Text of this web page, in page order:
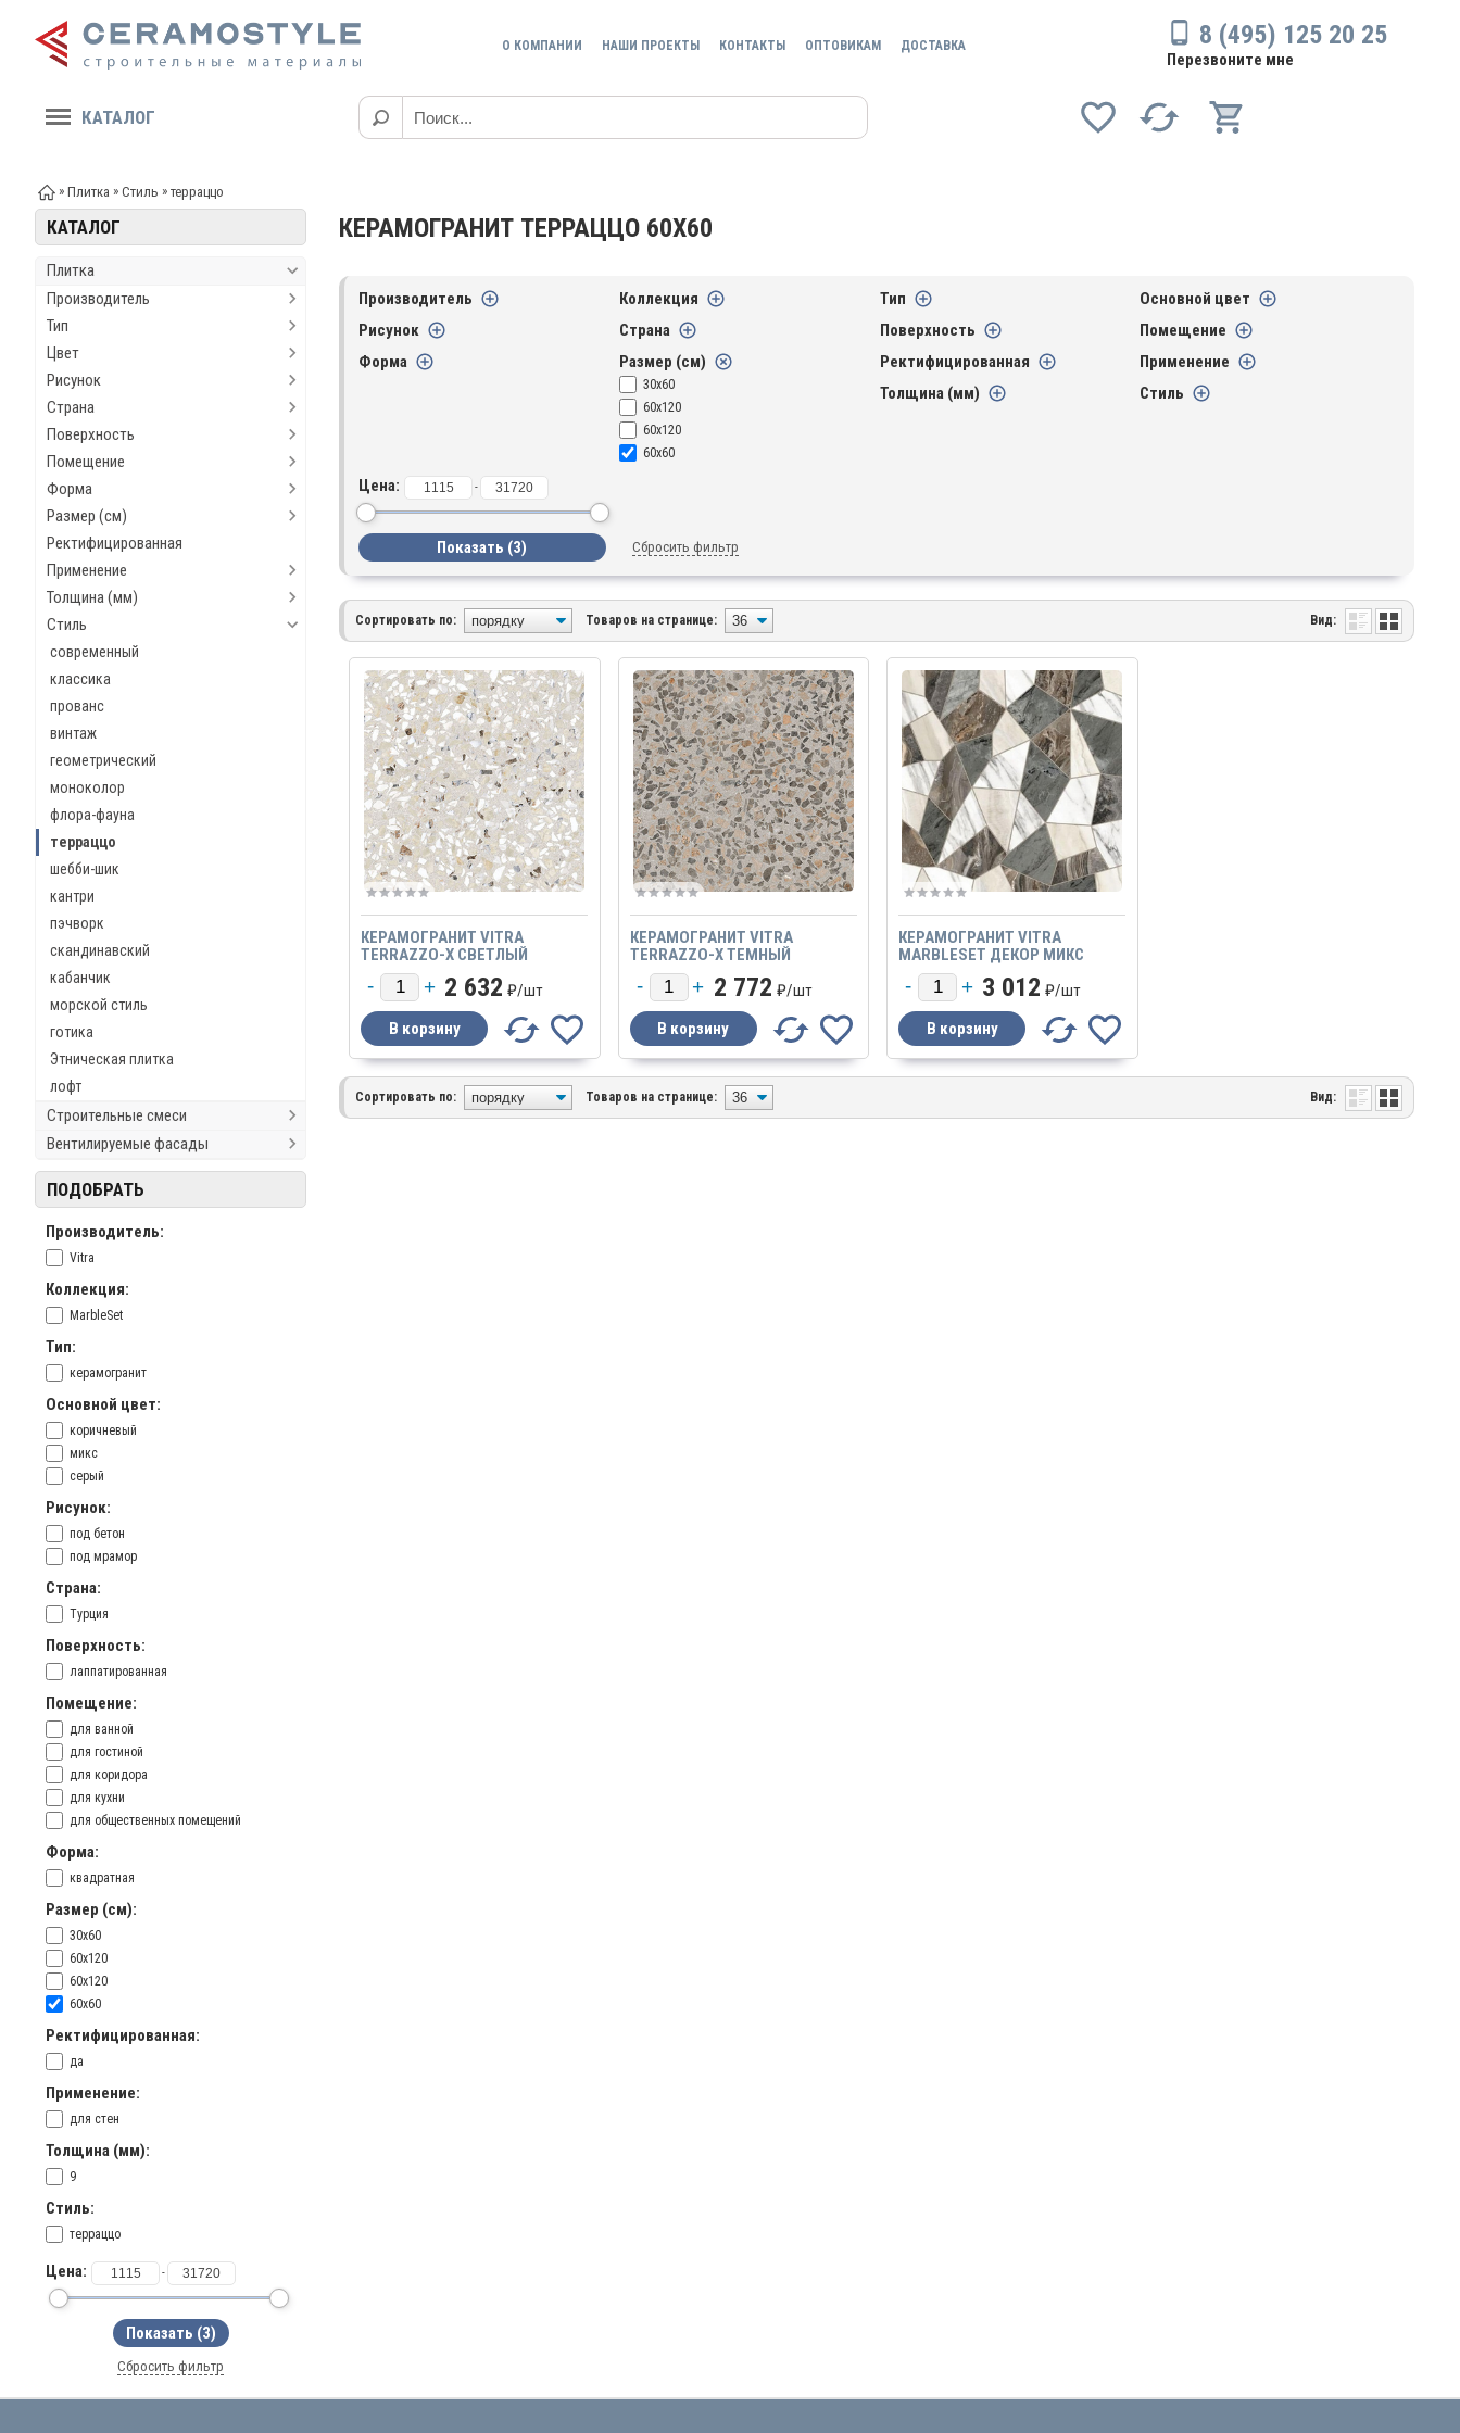
О КОМПАНИИ НАШИ ПРОЕКТЫ КОНТАКТЫ ОПТОВИКАМ ДОСТАВКА 8 (495) 125 20 25
Перезвоните мне
КАТАЛОГ
» Плитка » Стиль » терраццо
КАТАЛОГ
Плитка
Производитель
Тип
Цвет
Рисунок
Страна
Поверхность
Помещение
Форма
Размер (см)
Ректифицированная
Применение
Толщина (мм)
Стиль
современный
классика
прованс
винтаж
геометрический
моноколор
флора-фауна
терраццо
шебби-шик
кантри
пэчворк
скандинавский
кабанчик
морской стиль
готика
Этническая плитка
лофт
Строительные смеси
Вентилируемые фасады
ПОДОБРАТЬ
Производитель:
Vitra
Коллекция:
MarbleSet
Тип:
керамогранит
Основной цвет:
коричневый
микс
серый
Рисунок:
под бетон
под мрамор
Страна:
Турция
Поверхность:
лаппатированная
Помещение:
для ванной
для гостиной
для коридора
для кухни
для общественных помещений
Форма:
квадратная
Размер (см):
30х60
60x120
60х120
60х60
Ректифицированная:
да
Применение:
для стен
Толщина (мм):
9
Стиль:
терраццо
Цена: -
Сбросить фильтр
КЕРАМОГРАНИТ ТЕРРАЦЦО 60Х60
Производитель Коллекция Тип
Основной цвет
Рисунок
Страна Поверхность
Помещение
Форма
Размер (см)
30х60
60x120
60х120
60х60
Ректифицированная
Применение
Толщина (мм)
Стиль
Цена: -
Сбросить фильтр
Сортировать по: Товаров на странице: Вид:
КЕРАМОГРАНИТ VITRA
TERRAZZO-X СВЕТЛЫЙ
ЛАППАТО РЕКТИФИКАТ 60Х60
2 632 ₽/шт
КЕРАМОГРАНИТ VITRA
TERRAZZO-X ТЕМНЫЙ
ЛАППАТО РЕКТИФИКАТ 60Х60
2 772 ₽/шт
КЕРАМОГРАНИТ VITRA
MARBLESET ДЕКОР МИКС
ТЕРРАЦЦО 7ЛПР 60Х60
3 012 ₽/шт
Сортировать по: Товаров на странице: Вид: